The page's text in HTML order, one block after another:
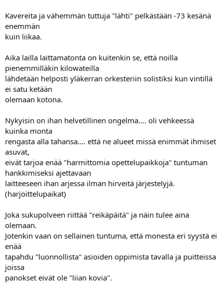
Kavereita ja vähemmän tuttuja "lähti" pelkästään -73 kesänä
enemmän
kuin liikaa.
Aika lailla laittamatonta on kuitenkin se, että noilla
pienemmilläkin kilowateilla
lähdetään helposti yläkerran orkesteriin solistiksi kun vintillä
ei satu ketään
olemaan kotona.
Nykyisin on ihan helvetillinen ongelma.... oli vehkeessä
kuinka monta
rengasta alla tahansa.... että ne alueet missä enimmät ihmiset
asuvat,
eivät tarjoa enää "harmittomia opettelupaikkoja" tuntuman
hankkimiseksi ajettavaan
laitteeseen ihan arjessa ilman hirveitä järjestelyjä.
(harjoittelupaikat)
Joka sukupolveen riittää "reikäpäitä" ja näin tulee aina
olemaan.
Jotenkin vaan on sellainen tuntuma, että monesta eri syystä ei
enää
tapahdu "luonnollista" asioiden oppimista tavalla ja puitteissa
joissa
panokset eivät ole "liian kovia".